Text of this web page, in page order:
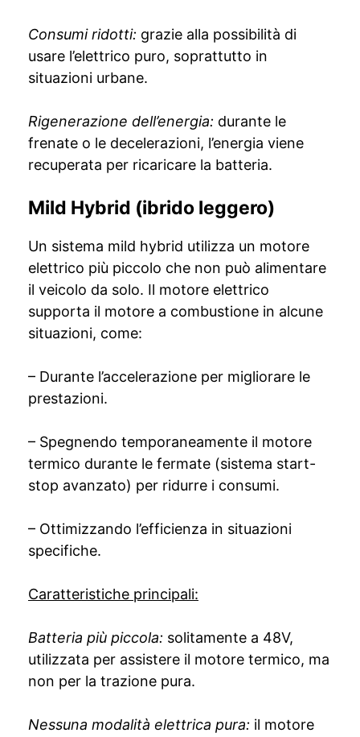
Consumi ridotti: grazie alla possibilità di
usare l’elettrico puro, soprattutto in
situazioni urbane.
Rigenerazione dell’energia: durante le
frenate o le decelerazioni, l’energia viene
recuperata per ricaricare la batteria.
Mild Hybrid (ibrido leggero)
Un sistema mild hybrid utilizza un motore
elettrico più piccolo che non può alimentare
il veicolo da solo. Il motore elettrico
supporta il motore a combustione in alcune
situazioni, come:
– Durante l’accelerazione per migliorare le
prestazioni.
– Spegnendo temporaneamente il motore
termico durante le fermate (sistema start-
stop avanzato) per ridurre i consumi.
– Ottimizzando l’efficienza in situazioni
specifiche.
Caratteristiche principali:
Batteria più piccola: solitamente a 48V,
utilizzata per assistere il motore termico, ma
non per la trazione pura.
Nessuna modalità elettrica pura: il motore